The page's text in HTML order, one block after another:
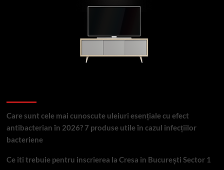
Care sunt cele mai cunoscute uleiuri esențiale cu efect
antibacterian în 2026? 7 produse utile în cazul infecțiilor
bacteriene
Ce iti trebuie pentru inscrierea la Cresa in București Sector 1